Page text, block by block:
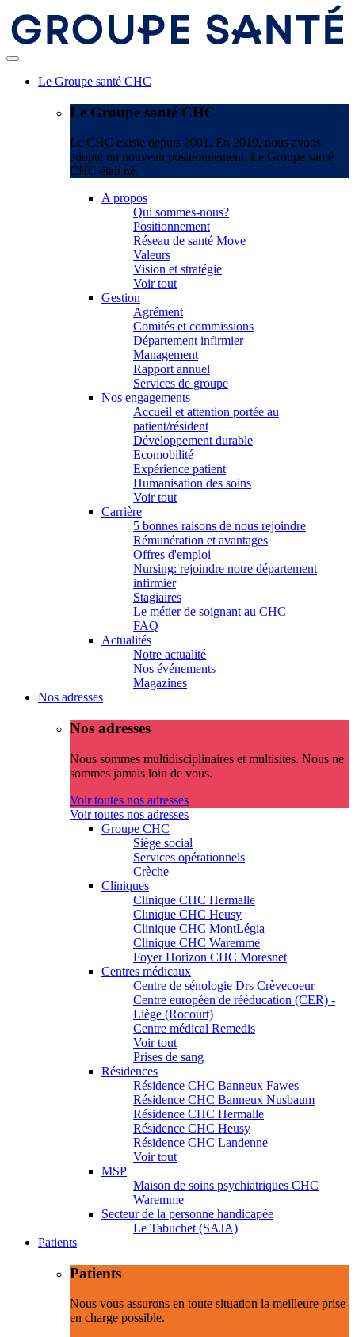
Le Groupe santé CHC
Le Groupe santé CHC
Le CHC existe depuis 2001. En 2019, nous avons
adopté un nouveau positionnement. Le Groupe santé
CHC était né.
A propos
Qui sommes-nous?
Positionnement
Réseau de santé Move
Valeurs
Vision et stratégie
Voir tout
Gestion
Agrément
Comités et commissions
Département infirmier
Management
Rapport annuel
Services de groupe
Nos engagements
Accueil et attention portée au
patient/résident
Développement durable
Ecomobilité
Expérience patient
Humanisation des soins
Voir tout
Carrière
5 bonnes raisons de nous rejoindre
Rémunération et avantages
Offres d'emploi
Nursing: rejoindre notre département
infirmier
Stagiaires
Le métier de soignant au CHC
FAQ
Actualités
Notre actualité
Nos événements
Magazines
Nos adresses
Nos adresses
Nous sommes multidisciplinaires et multisites. Nous ne
sommes jamais loin de vous.
Voir toutes nos adresses
Voir toutes nos adresses
Groupe CHC
Siège social
Services opérationnels
Crèche
Cliniques
Clinique CHC Hermalle
Clinique CHC Heusy
Clinique CHC MontLégia
Clinique CHC Waremme
Foyer Horizon CHC Moresnet
Centres médicaux
Centre de sénologie Drs Crèvecoeur
Centre européen de rééducation (CER) -
Liège (Rocourt)
Centre médical Remedis
Voir tout
Prises de sang
Résidences
Résidence CHC Banneux Fawes
Résidence CHC Banneux Nusbaum
Résidence CHC Hermalle
Résidence CHC Heusy
Résidence CHC Landenne
Voir tout
MSP
Maison de soins psychiatriques CHC
Waremme
Secteur de la personne handicapée
Le Tabuchet (SAJA)
Patients
Patients
Nous vous assurons en toute situation la meilleure prise
en charge possible.